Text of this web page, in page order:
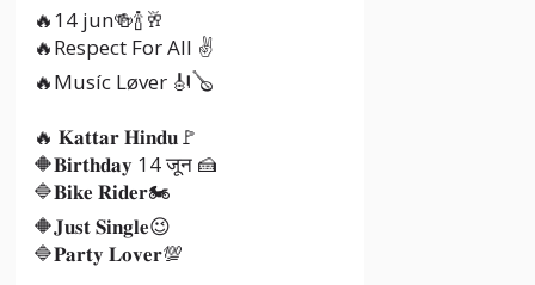
🔥14 jun🍻🍾🥂
🔥Respect For All ✌️
🔥Musíc Løver 🎻🪕
🔥 𝐊𝐚𝐭𝐭𝐚𝐫 𝐇𝐢𝐧𝐝𝐮🚩
🔶𝐁𝐢𝐫𝐭𝐡𝐝𝐚𝐲 14 जून 🍰
🔷𝐁𝐢𝐤𝐞 𝐑𝐢𝐝𝐞𝐫🏍️
🔶𝐉𝐮𝐬𝐭 𝐒𝐢𝐧𝐠𝐥𝐞😉
🔷𝐏𝐚𝐫𝐭𝐲 𝐋𝐨𝐯𝐞𝐫💯